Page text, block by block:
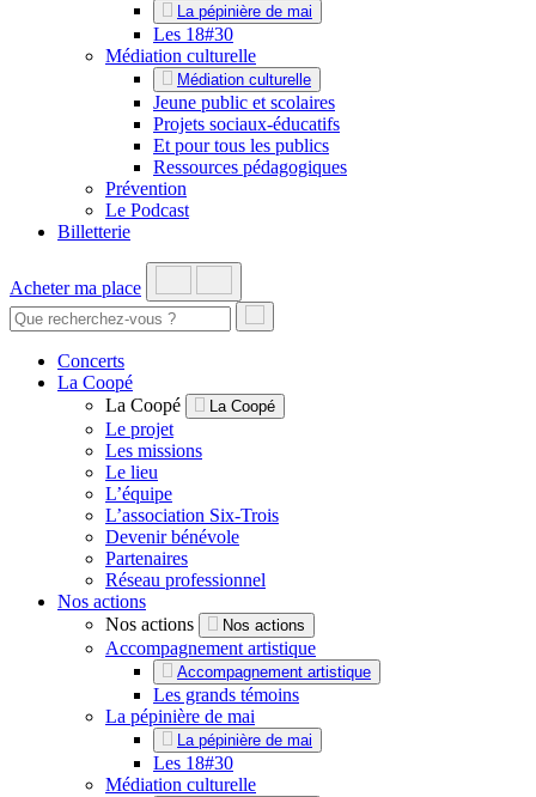
La pépinière de mai
Les 18#30
Médiation culturelle
Médiation culturelle
Jeune public et scolaires
Projets sociaux-éducatifs
Et pour tous les publics
Ressources pédagogiques
Prévention
Le Podcast
Billetterie
Acheter ma place
Concerts
La Coopé
La Coopé
La Coopé
Le projet
Les missions
Le lieu
L’équipe
L’association Six-Trois
Devenir bénévole
Partenaires
Réseau professionnel
Nos actions
Nos actions
Nos actions
Accompagnement artistique
Accompagnement artistique
Les grands témoins
La pépinière de mai
La pépinière de mai
Les 18#30
Médiation culturelle